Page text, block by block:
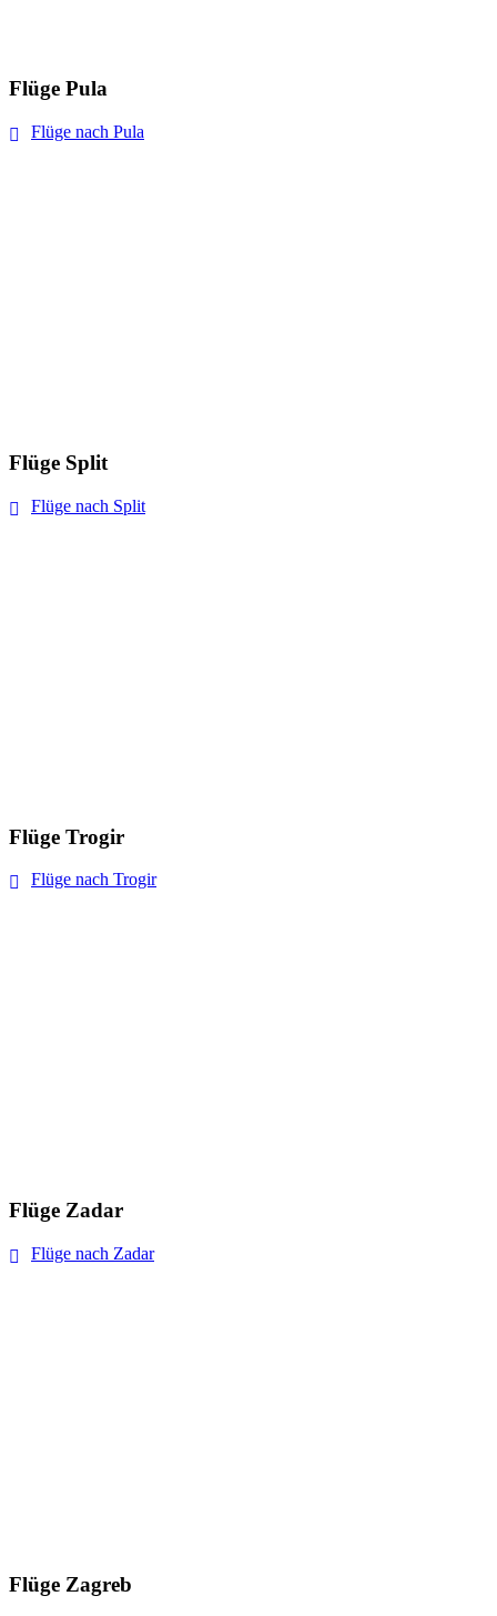
Flüge Pula
Flüge nach Pula
Flüge Split
Flüge nach Split
Flüge Trogir
Flüge nach Trogir
Flüge Zadar
Flüge nach Zadar
Flüge Zagreb